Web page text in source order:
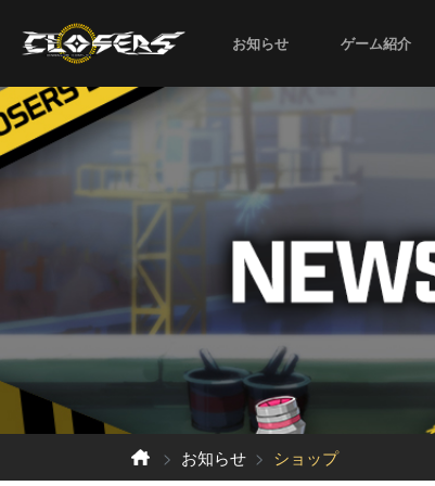
お知らせ ゲーム紹介
お知らせ ショップ